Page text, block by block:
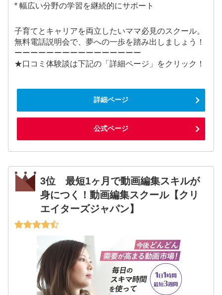
* 幅広い分野の学習を継続的にサポート
子育てとキャリアを両立したいママ必見のスクール。
無料電話説明会で、夢への一歩を踏み出しましょう！
ーーーーーーーーーーーーーーーー
★口コミ体験談は下記の「詳細ページ」をクリック！
詳細ページ
公式ページ
3位 最短1ヶ月で動画編集スキルが
身につく！動画編集スクール【クリ
エイターズジャパン】